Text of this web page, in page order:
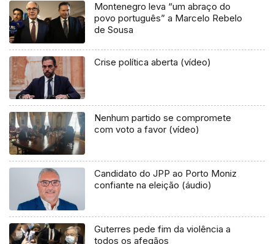
Montenegro leva “um abraço do
povo português” a Marcelo Rebelo
de Sousa
Crise política aberta (vídeo)
Nenhum partido se compromete
com voto a favor (vídeo)
Candidato do JPP ao Porto Moniz
confiante na eleição (áudio)
Guterres pede fim da violência a
todos os afegãos